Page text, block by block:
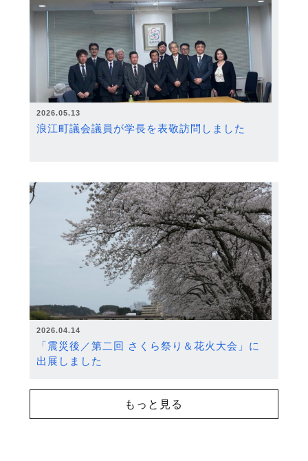
2026.05.13
浪江町議会議員が学長を表敬訪問しました
2026.04.14
「震災後／第二回 さくら祭り＆花火大会」に
出展しました
もっと見る